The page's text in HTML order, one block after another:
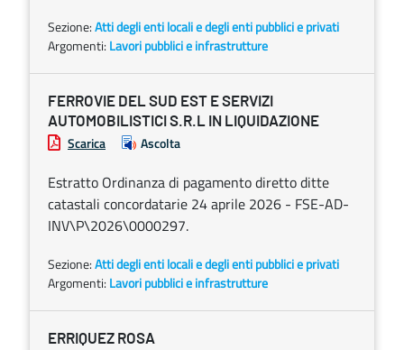
Sezione:Atti degli enti locali e degli enti pubblici e privati
Argomenti: Lavori pubblici e infrastrutture
FERROVIE DEL SUD EST E SERVIZI
AUTOMOBILISTICI S.R.L IN LIQUIDAZIONE
Scarica Ascolta
Estratto Ordinanza di pagamento diretto ditte
catastali concordatarie 24 aprile 2026 - FSE-AD-
INV\P\2026\0000297.
Sezione:Atti degli enti locali e degli enti pubblici e privati
Argomenti: Lavori pubblici e infrastrutture
ERRIQUEZ ROSA